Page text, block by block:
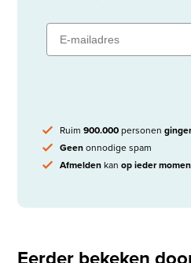
Ruim900.000personen
Geenonnodige spam
Afmeldenkanop ieder